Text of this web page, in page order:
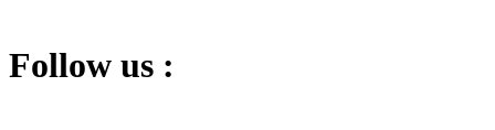
Follow us :